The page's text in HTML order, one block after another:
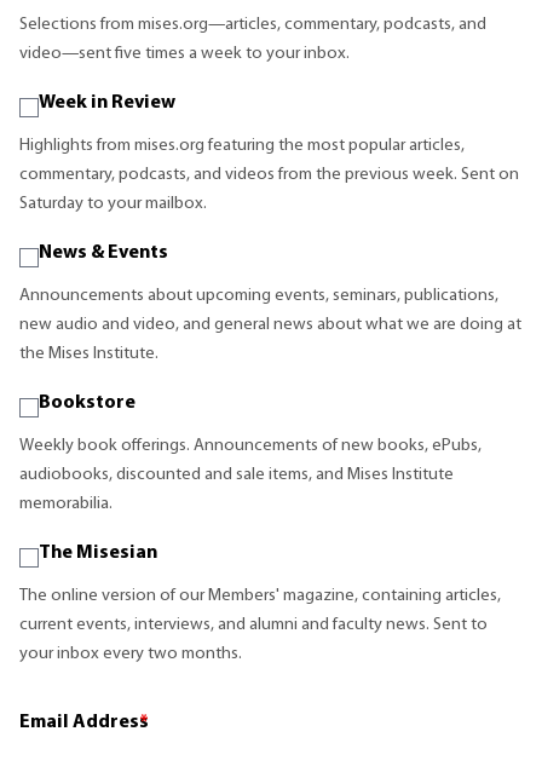
Selections from mises.org—articles, commentary, podcasts, and
video—sent five times a week to your inbox.
Week in Review
Highlights from mises.org featuring the most popular articles,
commentary, podcasts, and videos from the previous week. Sent on
Saturday to your mailbox.
News & Events
Announcements about upcoming events, seminars, publications,
new audio and video, and general news about what we are doing at
the Mises Institute.
Bookstore
Weekly book offerings. Announcements of new books, ePubs,
audiobooks, discounted and sale items, and Mises Institute
memorabilia.
The Misesian
The online version of our Members' magazine, containing articles,
current events, interviews, and alumni and faculty news. Sent to
your inbox every two months.
Email Address
*